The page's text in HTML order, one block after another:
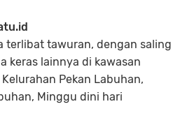
terlibat tawuran, dengan saling
keras lainnya di kawasan
Pekan Labuhan,
Minggu dini hari